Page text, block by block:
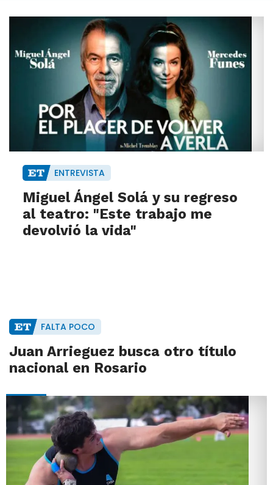
ENTREVISTA
Miguel Ángel Solá y su regreso
al teatro: "Este trabajo me
devolvió la vida"
FALTA POCO
Juan Arrieguez busca otro título
nacional en Rosario